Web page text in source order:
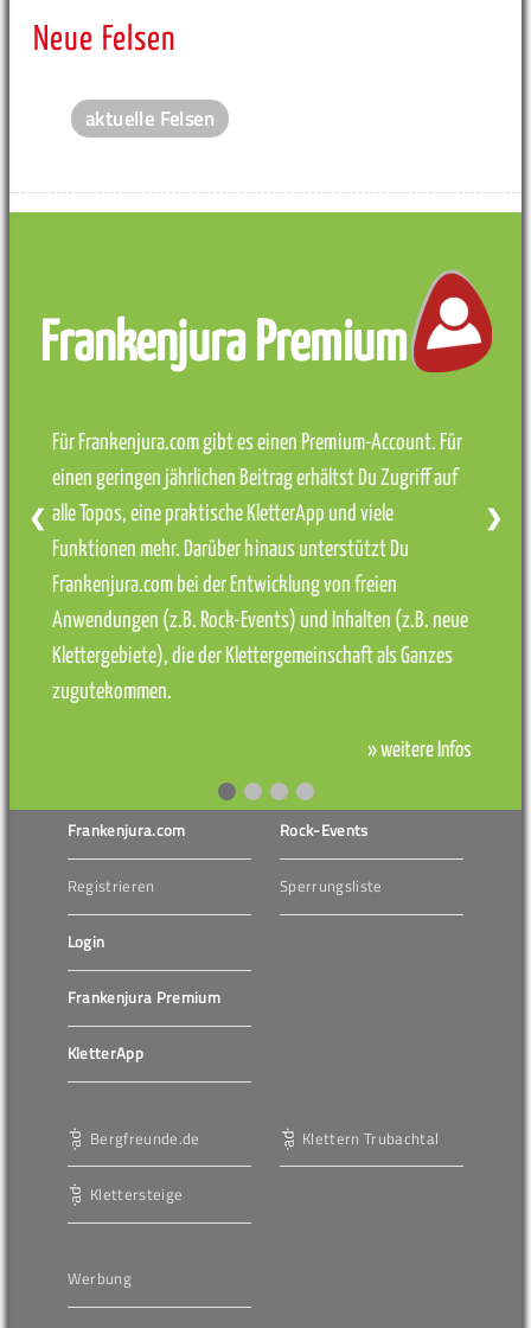
Neue Felsen
aktuelle Felsen
Frankenjura Premium
Für Frankenjura.com gibt es einen Premium-Account. Für
einen geringen jährlichen Beitrag erhältst Du Zugriff auf
alle Topos, eine praktische KletterApp und viele
Funktionen mehr. Darüber hinaus unterstützt Du
Frankenjura.com bei der Entwicklung von freien
Anwendungen (z.B. Rock-Events) und Inhalten (z.B. neue
Klettergebiete), die der Klettergemeinschaft als Ganzes
zugutekommen.
» weitere Infos
❮ ❯
Frankenjura.com
Registrieren
Login
Frankenjura Premium
KletterApp
Rock-Events
Sperrungsliste
Bergfreunde.de
Klettersteige
Klettern Trubachtal
Werbung